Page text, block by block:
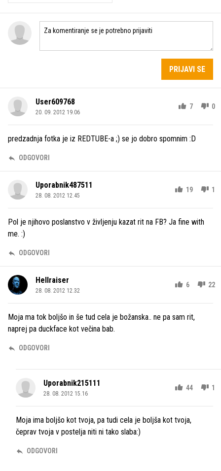
PRIJAVI SE
User609768
20. 09. 2012 19.06
7 0
predzadnja fotka je iz REDTUBE-a ;) se jo dobro spomnim :D
ODGOVORI
Uporabnik487511
28. 08. 2012 12.45
19 1
Pol je njihovo poslanstvo v življenju kazat rit na FB? Ja fine with
me. :)
ODGOVORI
Hellraiser
28. 08. 2012 12.32
6 22
Moja ma tok boljšo in še tud cela je božanska.. ne pa sam rit,
naprej pa duckface kot večina bab.
ODGOVORI
Uporabnik215111
28. 08. 2012 15.16
44 1
Moja ima boljšo kot tvoja, pa tudi cela je boljša kot tvoja,
čeprav tvoja v postelja niti ni tako slaba:)
ODGOVORI